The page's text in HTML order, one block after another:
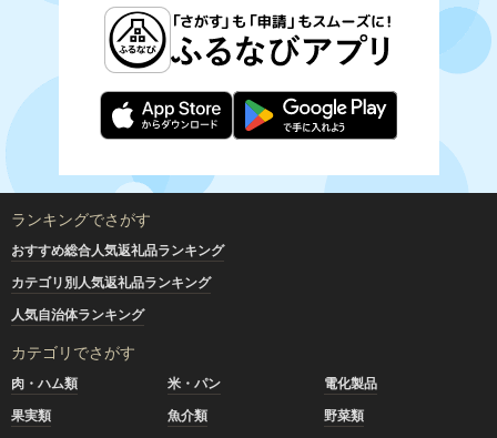
ランキングでさがす
おすすめ総合人気返礼品ランキング
カテゴリ別人気返礼品ランキング
人気自治体ランキング
カテゴリでさがす
肉・ハム類 米・パン
電化製品
果実類
魚介類
野菜類